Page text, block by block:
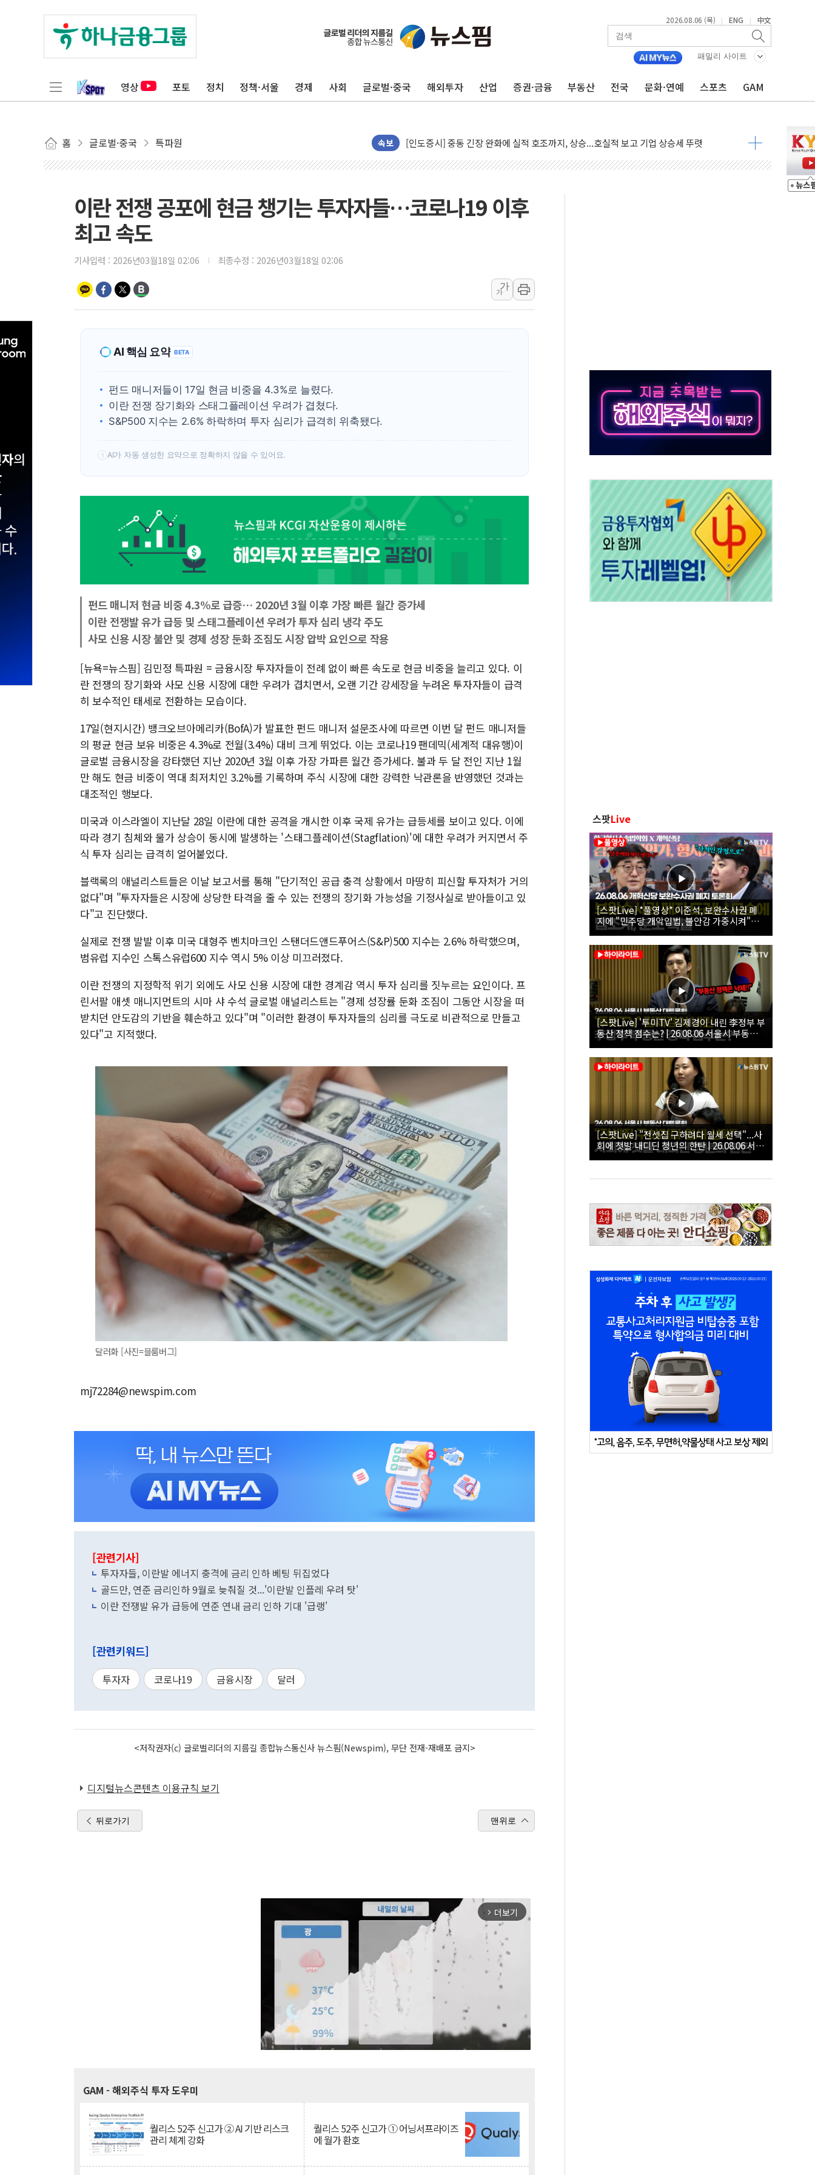
2026.08.06 (목) | ENG | 中文
패밀리 사이트
영상 포토 정치 정책·서울 경제 사회 글로벌·중국 해외투자 산업 증권·금융 부동산 전국 문화·연예 스포츠 GAM
홈 글로벌·중국 특파원 속보
청와대, 北 단거리 탄도미사일 발사에 긴급회의 개최
러, 1인칭시점 드론으로 우크라 민간인 '사파리' 공격… 시민들 공포감 극대화 전략
[베트남 증시] 지수 하락 속 'DGC' 임시 주총 기대감에 홀로 상한가…마진 잔액은 사상 최고
양주 섬유염색공장서 화재 1명 중상…대응 1단계 진압 중
우크라 드론 전술, 중남미 콜롬비아에 새 안보 위기… 반군·마약카르텔이 습득해 전투 활용
동해해경, 독도 해상서 부유물 감긴 어선 구조
구미 폐염산처리업체서 불 2시간30여분만에 진화...외국인 노동자 숨져
강원도 폭염특보 11일째…온열질환·가축 피해 최소화 '총력 대응'
[코인 시황] 비트코인, ETF 자금 유입에도 박스권…美 암호화폐 법안 처리 여부도 변수
[르포] 39도 폭염 속 잠실 개표소 시위 '62일째'..."대부분 여기서 상주"
강원·전라권 폭염중대경보 확대…온열질환자 2665명·사망 23명
이란 전쟁 공포에 현금 챙기는 투자자들…코로나19 이후
최고 속도
기사입력 : 2026년03월18일 02:06 최종수정 : 2026년03월18일 02:06
가
가
AI 핵심 요약 BETA
펀드 매니저들이 17일 현금 비중을 4.3%로 늘렸다.
이란 전쟁 장기화와 스태그플레이션 우려가 겹쳤다.
S&P500 지수는 2.6% 하락하며 투자 심리가 급격히 위축됐다.
! AI가 자동 생성한 요약으로 정확하지 않을 수 있어요.
펀드 매니저 현금 비중 4.3%로 급증… 2020년 3월 이후 가장 빠른 월간 증가세
이란 전쟁발 유가 급등 및 스태그플레이션 우려가 투자 심리 냉각 주도
사모 신용 시장 불안 및 경제 성장 둔화 조짐도 시장 압박 요인으로 작용
[뉴욕=뉴스핌] 김민정 특파원 = 금융시장 투자자들이 전례 없이 빠른 속도로 현금 비중을 늘리고 있다. 이
란 전쟁의 장기화와 사모 신용 시장에 대한 우려가 겹치면서, 오랜 기간 강세장을 누려온 투자자들이 급격
히 보수적인 태세로 전환하는 모습이다.
17일(현지시간) 뱅크오브아메리카(BofA)가 발표한 펀드 매니저 설문조사에 따르면 이번 달 펀드 매니저들
의 평균 현금 보유 비중은 4.3%로 전월(3.4%) 대비 크게 뛰었다. 이는 코로나19 팬데믹(세계적 대유행)이
글로벌 금융시장을 강타했던 지난 2020년 3월 이후 가장 가파른 월간 증가세다. 불과 두 달 전인 지난 1월
만 해도 현금 비중이 역대 최저치인 3.2%를 기록하며 주식 시장에 대한 강력한 낙관론을 반영했던 것과는
대조적인 행보다.
미국과 이스라엘이 지난달 28일 이란에 대한 공격을 개시한 이후 국제 유가는 급등세를 보이고 있다. 이에
따라 경기 침체와 물가 상승이 동시에 발생하는 '스태그플레이션(Stagflation)'에 대한 우려가 커지면서 주
식 투자 심리는 급격히 얼어붙었다.
블랙록의 애널리스트들은 이날 보고서를 통해 "단기적인 공급 충격 상황에서 마땅히 피신할 투자처가 거의
없다"며 "투자자들은 시장에 상당한 타격을 줄 수 있는 전쟁의 장기화 가능성을 기정사실로 받아들이고 있
다"고 진단했다.
실제로 전쟁 발발 이후 미국 대형주 벤치마크인 스탠더드앤드푸어스(S&P)500 지수는 2.6% 하락했으며,
범유럽 지수인 스톡스유럽600 지수 역시 5% 이상 미끄러졌다.
이란 전쟁의 지정학적 위기 외에도 사모 신용 시장에 대한 경계감 역시 투자 심리를 짓누르는 요인이다. 프
린서팔 애셋 매니지먼트의 시마 샤 수석 글로벌 애널리스트는 "경제 성장률 둔화 조짐이 그동안 시장을 떠
받치던 안도감의 기반을 훼손하고 있다"며 "이러한 환경이 투자자들의 심리를 극도로 비관적으로 만들고
있다"고 지적했다.
달러화 [사진=블룸버그]
mj72284@newspim.com
[관련기사]
투자자들, 이란발 에너지 충격에 금리 인하 베팅 뒤집었다
골드만, 연준 금리인하 9월로 늦춰질 것...'이란발 인플레 우려 탓'
이란 전쟁발 유가 급등에 연준 연내 금리 인하 기대 '급랭'
[관련키워드]
투자자 코로나19 금융시장 달러
<저작권자(c) 글로벌리더의 지름길 종합뉴스통신사 뉴스핌(Newspim), 무단 전재-재배포 금지>
디지털뉴스콘텐츠 이용규칙 보기
뒤로가기 맨위로
arrow_forward_ios 더보기
GAM - 해외주식 투자 도우미
퀄리스 52주 신고가 ② AI 기반 리스크
관리 체계 강화
퀄리스 52주 신고가 ① 어닝서프라이즈
에 월가 환호
스팟Live
[스팟Live] *풀영상* 이준석, 보완수사권 폐
지에 "민주당 개악입법, 불안감 가중시켜"｜
26.08.06 개혁신당 보완수사권 폐지 토론회
[스팟Live] '투미TV' 김제경이 내린 李정부 부
동산 정책 점수는? | 26.08.06 서울시 부동산
대토론회
[스팟Live] "전셋집 구하려다 월세 선택"...사
회에 첫발 내디딘 청년의 한탄 | 26.08.06 서울
시 부동산 대토론회